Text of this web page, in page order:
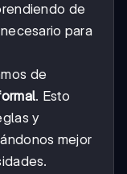
de
para
de
. Esto
y
mejor